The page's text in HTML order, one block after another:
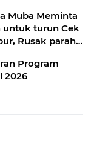
Muba Meminta
untuk turun Cek
Rusak parah
Program
2026